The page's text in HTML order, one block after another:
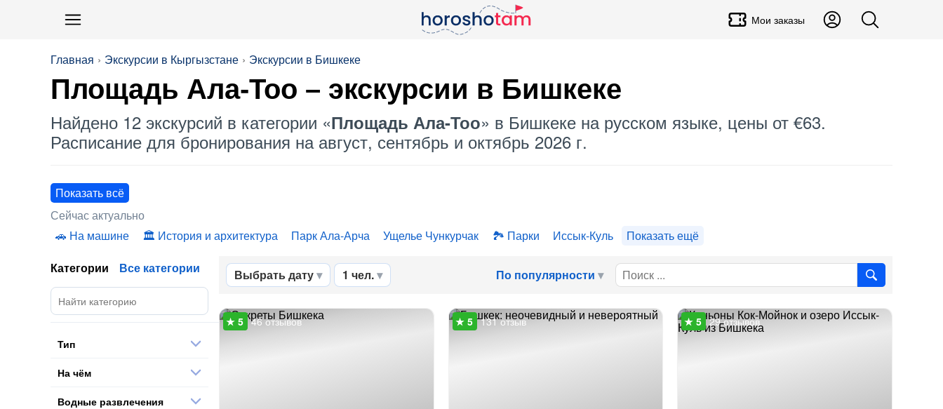
Мои заказы
Главная Экскурсии в Кыргызстане Экскурсии в Бишкеке
Площадь Ала-Тоо – экскурсии в Бишкеке
Найдено 12 экскурсий в категории «Площадь Ала-Тоо» в Бишкеке на русском языке, цены от €63.
Расписание для бронирования на август, сентябрь и октябрь 2026 г.
Показать всё
Сейчас актуально
На машине
История и архитектура Парк Ала-Арча Ущелье Чункурчак Парки Иссык-Куль Показать ещё
Выбрать дату 1 чел. По популярности
46 отзывов 131 отзыв 29 отзывов
Категории Все категории
Тип
На чём
Водные развлечения